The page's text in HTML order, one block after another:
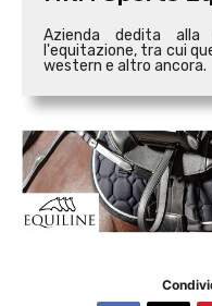
Azienda dedita
l'equitazione, tra cui
western e altro ancora.